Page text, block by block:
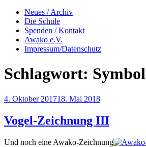
Neues / Archiv
Die Schule
Spenden / Kontakt
Awako e.V.
Impressum/Datenschutz
Schlagwort: Symbol
Veröffentlicht
4. Oktober 201718. Mai 2018
Vogel-Zeichnung III
Und noch eine Awako-Zeichnung